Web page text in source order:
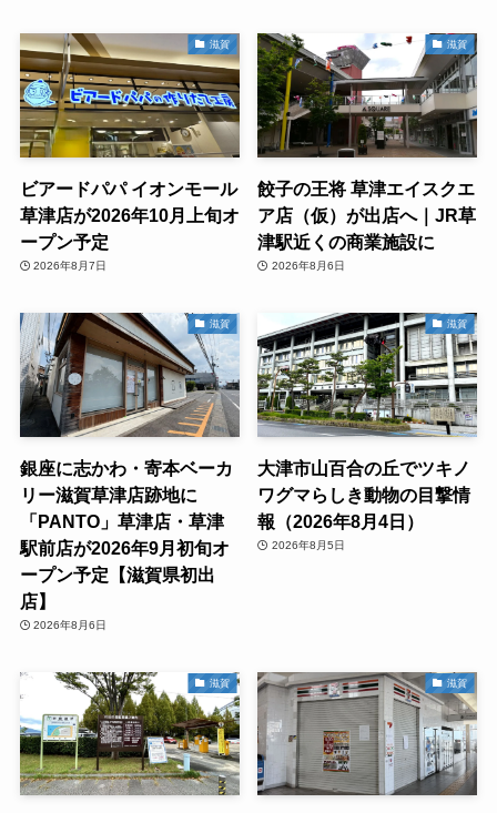
滋賀
ビアードパパ イオンモール
草津店が2026年10月上旬オ
ープン予定
2026年8月7日
滋賀
餃子の王将 草津エイスクエ
ア店（仮）が出店へ｜JR草
津駅近くの商業施設に
2026年8月6日
滋賀
銀座に志かわ・寄本ベーカ
リー滋賀草津店跡地に
「PANTO」草津店・草津
駅前店が2026年9月初旬オ
ープン予定【滋賀県初出
店】
2026年8月6日
滋賀
大津市山百合の丘でツキノ
ワグマらしき動物の目撃情
報（2026年8月4日）
2026年8月5日
滋賀 滋賀